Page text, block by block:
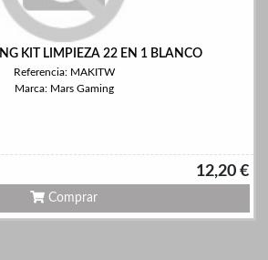
KIT LIMPIEZA 22 EN 1 BLANCO
Referencia: MAKITW
Marca: Mars Gaming
12,20 €
Comprar